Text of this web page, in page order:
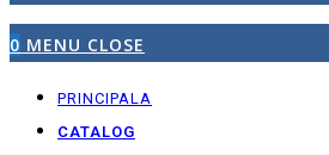
0 MENU CLOSE
PRINCIPALA
CATALOG